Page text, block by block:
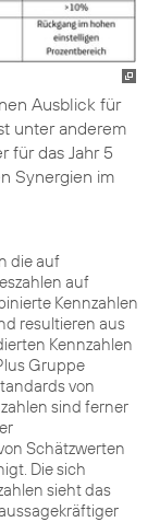
Ausblick für
unter anderem
für das Jahr 5
Synergien im
die auf
auf
Kennzahlen
resultieren aus
Kennzahlen
Gruppe
von
sind ferner
Schätzwerten
Die sich
sieht das